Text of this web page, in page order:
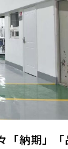
納期」